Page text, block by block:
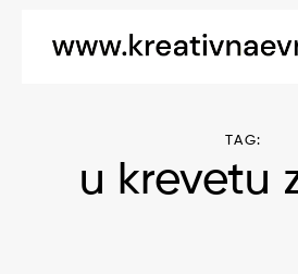
TAG:
u krevetu